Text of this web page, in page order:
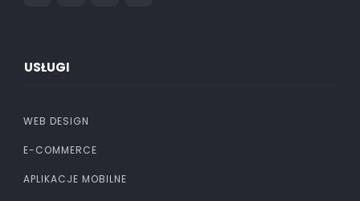
USŁUGI
WEB DESIGN
E-COMMERCE
APLIKACJE MOBILNE